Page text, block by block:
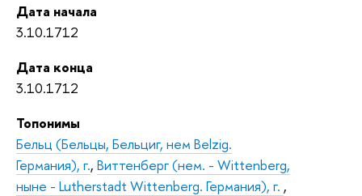
Дата начала
3.10.1712
Дата конца
3.10.1712
Топонимы
Бельц (Бельцы, Бельциг, нем Belzig.
Германия), г., Виттенберг (нем. - Wittenberg,
ныне - Lutherstadt Wittenberg. Германия), г. ,